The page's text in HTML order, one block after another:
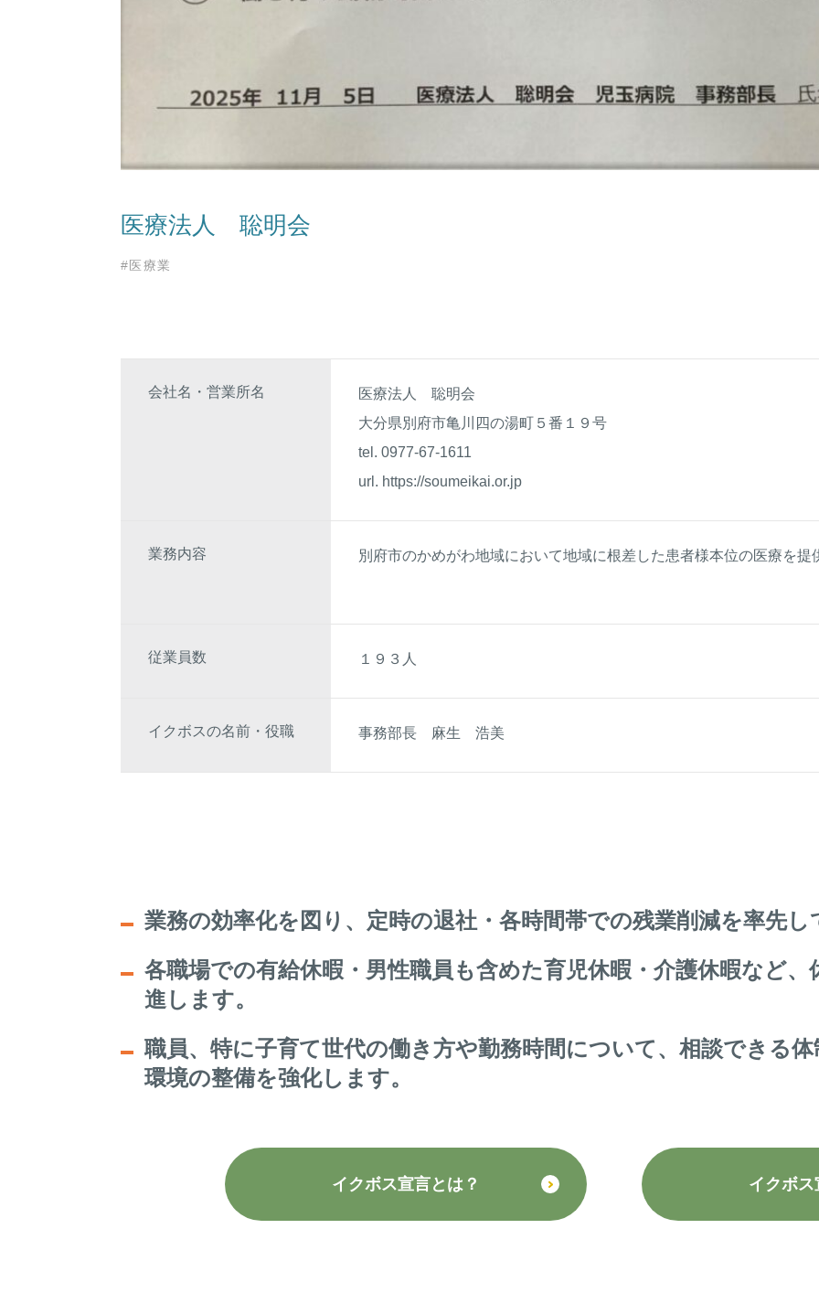
医療法人 聡明会
#医療業
会社名・営業所名
医療法人 聡明会
大分県別府市亀川四の湯町５番１９号
tel. 0977-67-1611
url. https://soumeikai.or.jp
業務内容 別府市のかめがわ地域において地域に根差した患者様本位の医療を提
従業員数 １９３人
イクボスの名前・役職 事務部長 麻生 浩美
業務の効率化を図り、定時の退社・各時間帯での残業削減を率先し
各職場での有給休暇・男性職員も含めた育児休暇・介護休暇など、
進します。
職員、特に子育て世代の働き方や勤務時間について、相談できる
環境の整備を強化します。
イクボス宣言とは？ イクボス